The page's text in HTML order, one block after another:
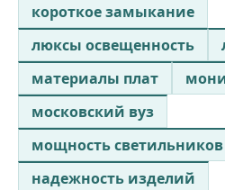
короткое замыкание
люксы освещенность
материалы плат
московский вуз
мощность светильников
надежность изделий